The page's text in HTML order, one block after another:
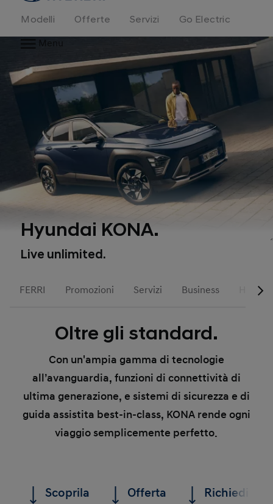
Modelli Offerte Servizi
Go Electric
Menu
Hyundai KONA.
Live unlimited.
FERRI Promozioni Servizi Business
Oltre gli standard.
Con un'ampia gamma di tecnologie
all’avanguardia, funzioni di connettività di
ultima generazione, e sistemi di sicurezza e di
guida assistita best-in-class, KONA rende ogni
viaggio semplicemente perfetto.
Scoprila Offerta Richiedi un